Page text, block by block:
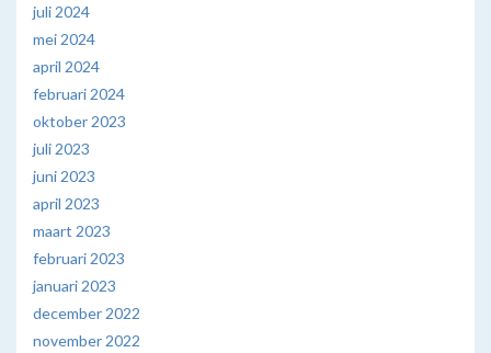
juli 2024
mei 2024
april 2024
februari 2024
oktober 2023
juli 2023
juni 2023
april 2023
maart 2023
februari 2023
januari 2023
december 2022
november 2022